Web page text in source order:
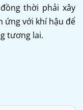
thời phải xây
ứng với khí hậu để
tương lai.